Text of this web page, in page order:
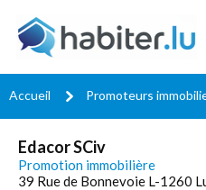
Accueil Promoteurs
Edacor SCiv
Promotion immobilière
39 Rue de Bonnevoie L-1260